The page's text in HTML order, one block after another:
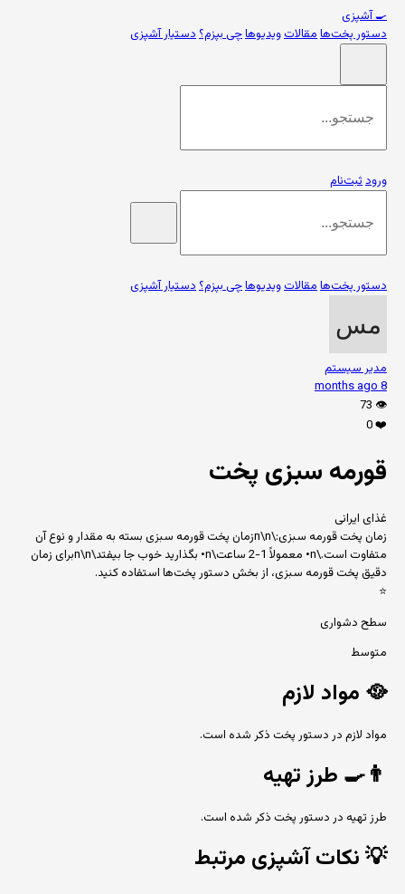
🍳آشپزی
دستور پخت‌هامقالاتویدیوهاچی بپزم؟دستیار آشپزی
ورودثبت‌نام
دستور پخت‌هامقالاتویدیوهاچی بپزم؟دستیار آشپزی
مدیر سیستم
8 months ago
👁️
73
❤️
0
قورمه سبزی پخت
غذای ایرانی
زمان پخت قورمه سبزی:\n\nزمان پخت قورمه سبزی بسته به مقدار و نوع آن
متفاوت است.\n• معمولاً 1-2 ساعت\n• بگذارید خوب جا بیفتد\n\nبرای زمان
دقیق پخت قورمه سبزی، از بخش دستور پخت‌ها استفاده کنید.
⭐
سطح دشواری
متوسط
🥘 مواد لازم
مواد لازم در دستور پخت ذکر شده است.
👨‍🍳 طرز تهیه
طرز تهیه در دستور پخت ذکر شده است.
💡نکات آشپزی مرتبط